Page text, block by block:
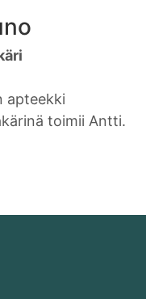
apteekki
toimii Antti.